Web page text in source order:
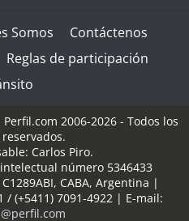
Somos
Contáctenos
Reglas de participación
2006-2026 - Todos los
Carlos Piro.
número 5346433
C1289ABI, CABA, Argentina |
/ (+5411) 7091-4922| E-mail: